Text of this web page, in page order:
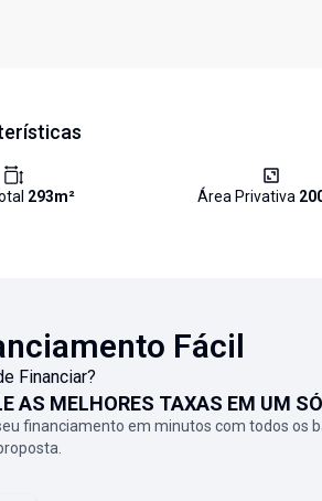
293m² Área Privativa
Fácil
Financiar?
AS MELHORES TAXAS EM UM
financiamento em minutos com todos os